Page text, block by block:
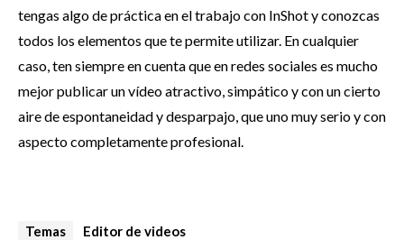
tengas algo de práctica en el trabajo con InShot y conozcas
todos los elementos que te permite utilizar. En cualquier
caso, ten siempre en cuenta que en redes sociales es mucho
mejor publicar un vídeo atractivo, simpático y con un cierto
aire de espontaneidad y desparpajo, que uno muy serio y con
aspecto completamente profesional.
Temas Editor de videos